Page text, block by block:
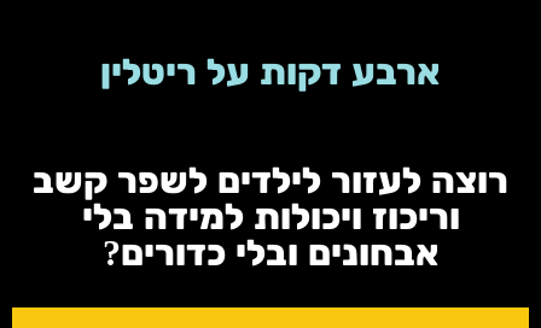
ארבע דקות על ריטלין
רוצה לעזור לילדים לשפר קשב
וריכוז ויכולות למידה בלי
אבחונים ובלי כדורים?